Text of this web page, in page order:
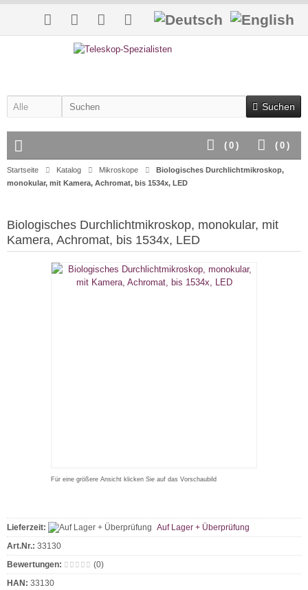
Suchen
( 0 )
( 0 )
Startseite Katalog Mikroskope
Biologisches Durchlichtmikroskop,
monokular, mit Kamera, Achromat, bis 1534x, LED
Biologisches Durchlichtmikroskop, monokular, mit
Kamera, Achromat, bis 1534x, LED
Für eine größere Ansicht klicken Sie auf das Vorschaubild
Lieferzeit:
Auf Lager + Überprüfung
Art.Nr.: 33130
Bewertungen:
(0)
HAN: 33130